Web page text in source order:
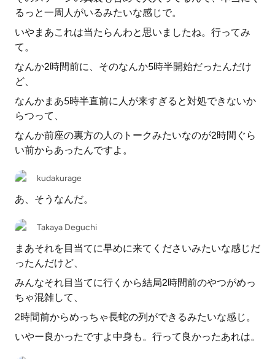
るっと一周人がいるみたいな感じで。
いやまあこれは当たらんわと思いましたね。行ってみ
て。
なんか2時間前に、そのなんか5時半開始だったんだけ
ど、
なんかまあ5時半直前に人が来すぎると対処できないか
らつって、
なんか前座の裏方の人のトークみたいなのが2時間ぐら
い前からあったんですよ。
kudakurage
あ、そうなんだ。
Takaya Deguchi
まあそれを目当てに早めに来てくださいみたいな感じだ
ったんだけど、
みんなそれ目当てに行くから結局2時間前のやつがめっ
ちゃ混雑して、
2時間前からめっちゃ長蛇の列ができるみたいな感じ。
いやー良かったですよ中身も。行って良かったあれは。